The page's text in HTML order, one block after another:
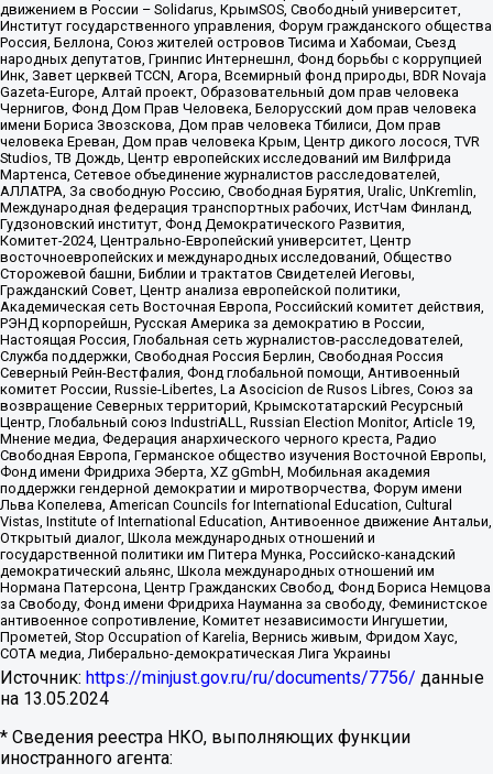
движением в России – Solidarus, КрымSOS, Свободный университет,
Институт государственного управления, Форум гражданского общества
Россия, Беллона, Союз жителей островов Тисима и Хабомаи, Съезд
народных депутатов, Гринпис Интернешнл, Фонд борьбы с коррупцией
Инк, Завет церквей TCCN, Агора, Всемирный фонд природы, BDR Novaja
Gazeta-Europe, Алтай проект, Образовательный дом прав человека
Чернигов, Фонд Дом Прав Человека, Белорусский дом прав человека
имени Бориса Звозскова, Дом прав человека Тбилиси, Дом прав
человека Ереван, Дом прав человека Крым, Центр дикого лосося, TVR
Studios, ТВ Дождь, Центр европейских исследований им Вилфрида
Мартенса, Сетевое объединение журналистов расследователей,
АЛЛАТРА, За свободную Россию, Свободная Бурятия, Uralic, UnKremlin,
Международная федерация транспортных рабочих, ИстЧам Финланд,
Гудзоновский институт, Фонд Демократического Развития,
Комитет-2024, Центрально-Европейский университет, Центр
восточноевропейских и международных исследований, Общество
Сторожевой башни, Библии и трактатов Свидетелей Иеговы,
Гражданский Совет, Центр анализа европейской политики,
Академическая сеть Восточная Европа, Российский комитет действия,
РЭНД корпорейшн, Русская Америка за демократию в России,
Настоящая Россия, Глобальная сеть журналистов-расследователей,
Служба поддержки, Свободная Россия Берлин, Свободная Россия
Северный Рейн-Вестфалия, Фонд глобальной помощи, Антивоенный
комитет России, Russie-Libertes, La Asocicion de Rusos Libres, Союз за
возвращение Северных территорий, Крымскотатарский Ресурсный
Центр, Глобальный союз IndustriALL, Russian Election Monitor, Article 19,
Мнение медиа, Федерация анархического черного креста, Радио
Свободная Европа, Германское общество изучения Восточной Европы,
Фонд имени Фридриха Эберта, XZ gGmbH, Мобильная академия
поддержки гендерной демократии и миротворчества, Форум имени
Льва Копелева, American Councils for International Education, Cultural
Vistas, Institute of International Education, Антивоенное движение Антальи,
Открытый диалог, Школа международных отношений и
государственной политики им Питера Мунка, Российско-канадский
демократический альянс, Школа международных отношений им
Нормана Патерсона, Центр Гражданских Свобод, Фонд Бориса Немцова
за Свободу, Фонд имени Фридриха Науманна за свободу, Феминистское
антивоенное сопротивление, Комитет независимости Ингушетии,
Прометей, Stop Occupation of Karelia, Вернись живым, Фридом Хаус,
СОТА медиа, Либерально-демократическая Лига Украины
Источник: https://minjust.gov.ru/ru/documents/7756/ данные
на 13.05.2024
* Сведения реестра НКО, выполняющих функции
иностранного агента: